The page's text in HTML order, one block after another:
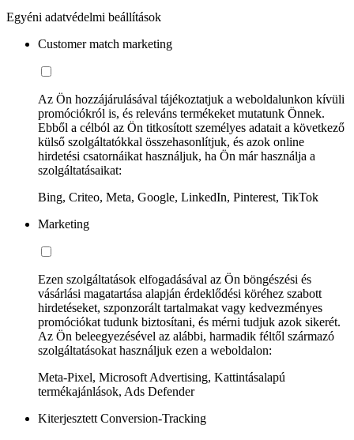
Egyéni adatvédelmi beállítások
Customer match marketing
Az Ön hozzájárulásával tájékoztatjuk a weboldalunkon kívüli
promóciókról is, és releváns termékeket mutatunk Önnek.
Ebből a célból az Ön titkosított személyes adatait a következő
külső szolgáltatókkal összehasonlítjuk, és azok online
hirdetési csatornáikat használjuk, ha Ön már használja a
szolgáltatásaikat:
Bing, Criteo, Meta, Google, LinkedIn, Pinterest, TikTok
Marketing
Ezen szolgáltatások elfogadásával az Ön böngészési és
vásárlási magatartása alapján érdeklődési köréhez szabott
hirdetéseket, szponzorált tartalmakat vagy kedvezményes
promóciókat tudunk biztosítani, és mérni tudjuk azok sikerét.
Az Ön beleegyezésével az alábbi, harmadik féltől származó
szolgáltatásokat használjuk ezen a weboldalon:
Meta-Pixel, Microsoft Advertising, Kattintásalapú
termékajánlások, Ads Defender
Kiterjesztett Conversion-Tracking